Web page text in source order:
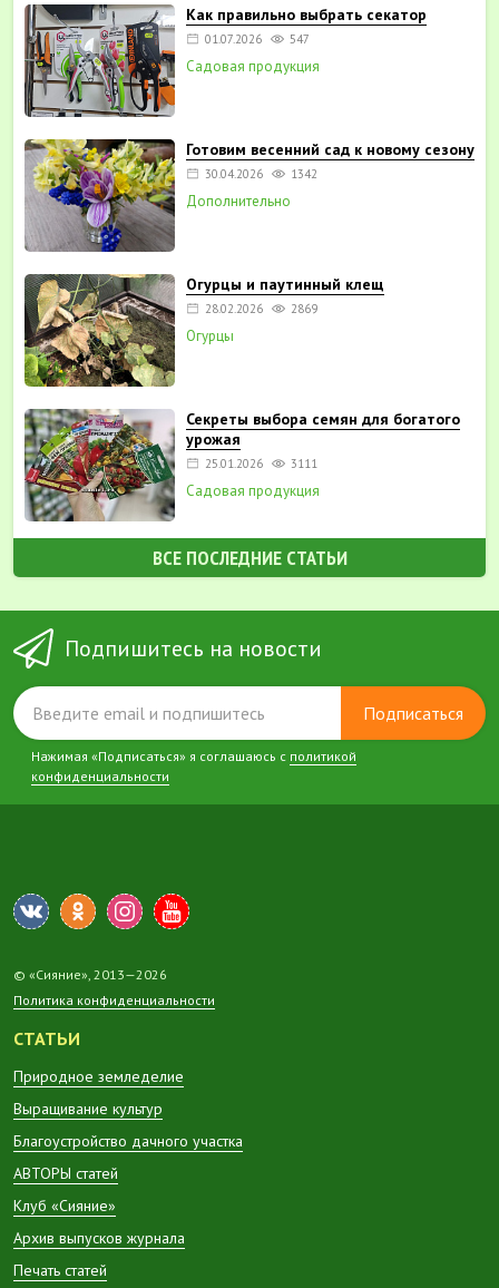
Как правильно выбрать секатор
01.07.2026 547
Садовая продукция
Готовим весенний сад к новому сезону
30.04.2026 1342
Дополнительно
Огурцы и паутинный клещ
28.02.2026 2869
Огурцы
Секреты выбора семян для богатого
урожая
25.01.2026 3111
Садовая продукция
ВСЕ ПОСЛЕДНИЕ СТАТЬИ
Подпишитесь на новости
Подписаться
Нажимая «Подписаться» я соглашаюсь с политикой
конфиденциальности
© «Сияние», 2013—2026
Политика конфиденциальности
СТАТЬИ
Природное земледелие
Выращивание культур
Благоустройство дачного участка
АВТОРЫ статей
Клуб «Сияние»
Архив выпусков журнала
Печать статей